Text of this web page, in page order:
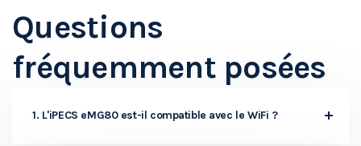
Questions
fréquemment posées
1. L'iPECS eMG80 est-il compatible avec le WiFi ?